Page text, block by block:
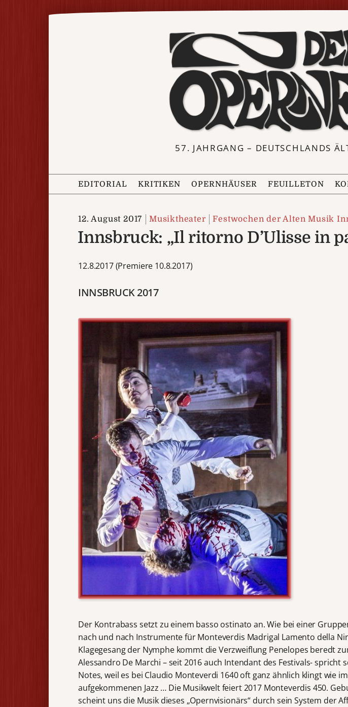
57. JAHRGANG – DEUTSCHLANDS
EDITORIAL KRITIKEN OPERNHÄUSER FEUILLETON
12. August 2017 Musiktheater Festwochen der Alten Musik
Innsbruck: „Il ritorno D’Ulisse in
12.8.2017 (Premiere 10.8.2017)
INNSBRUCK 2017
Der Kontrabass setzt zu einem basso ostinato an. Wie bei einer
nach und nach Instrumente für Monteverdis Madrigal Lamento della
Klagegesang der Nymphe kommt die Verzweiflung Penelopes beredt
Alessandro De Marchi – seit 2016 auch Intendant des Festivals- spricht
Notes, weil es bei Claudio Monteverdi 1640 oft ganz ähnlich klingt wie
aufgekommenen Jazz … Die Musikwelt feiert 2017 Monteverdis 450.
scheint uns die Musik dieses „Opernvisionärs“ durch sein System der